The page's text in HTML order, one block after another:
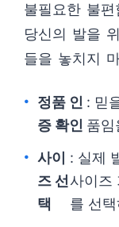
불필요한 불
당신의 발을
들을 놓치지
정품 인
증 확인
: 믿
품임
사이
즈 선
택
: 실제
사이즈
를 선